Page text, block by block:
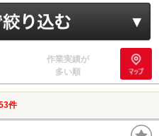
作業実績が
多い順
件